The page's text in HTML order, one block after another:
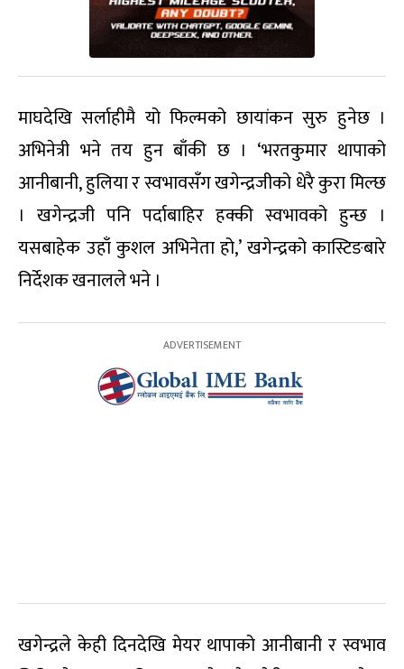
माघदेखि सर्लाहीमै यो फिल्मको छायांकन सुरु हुनेछ ।
अभिनेत्री भने तय हुन बाँकी छ । ‘भरतकुमार थापाको
आनीबानी, हुलिया र स्वभावसँग खगेन्द्रजीको धेरै कुरा मिल्छ
। खगेन्द्रजी पनि पर्दाबाहिर हक्की स्वभावको हुन्छ ।
यसबाहेक उहाँ कुशल अभिनेता हो,’ खगेन्द्रको कास्टिङबारे
निर्देशक खनालले भने ।
खगेन्द्रले केही दिनदेखि मेयर थापाको आनीबानी र स्वभाव